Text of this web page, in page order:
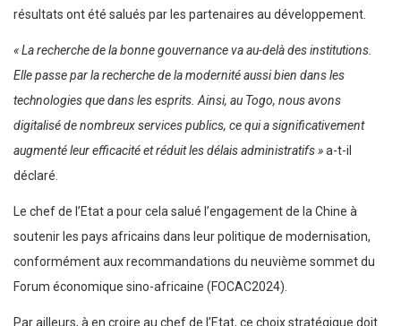
résultats ont été salués par les partenaires au développement.
« La recherche de la bonne gouvernance va au-delà des institutions.
Elle passe par la recherche de la modernité aussi bien dans les
technologies que dans les esprits. Ainsi, au Togo, nous avons
digitalisé de nombreux services publics, ce qui a significativement
augmenté leur efficacité et réduit les délais administratifs »a-t-il
déclaré.
Le chef de l’Etat a pour cela salué l’engagement de la Chine à
soutenir les pays africains dans leur politique de modernisation,
conformément aux recommandations du neuvième sommet du
Forum économique sino-africaine (FOCAC2024).
Par ailleurs, à en croire au chef de l’Etat, ce choix stratégique doit